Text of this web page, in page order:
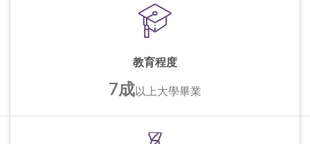
教育程度
7成以上大學畢業